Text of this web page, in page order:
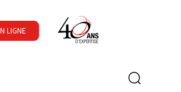
LIGNE
Formulaire de recherche